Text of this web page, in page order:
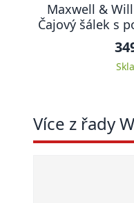
Maxwell &
Čajový šálek s
Více z řady